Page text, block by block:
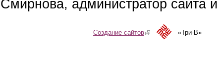
Смирнова, администратор сайта
Создание сайтов(link is external)«Три-В»